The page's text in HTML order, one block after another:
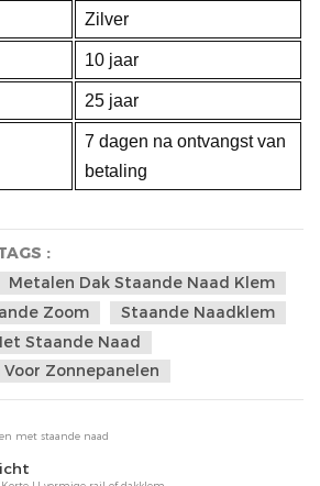
Zilver
10 jaar
25 jaar
7 dagen na ontvangst van
betaling
:
Metalen Dak Staande Naad Klem
Zoom
Staande Naadklem
Staande Naad
Zonnepanelen
met staande naad